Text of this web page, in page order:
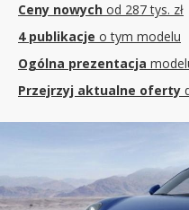
Ceny nowych od 287 tys. zł
4 publikacje o tym modelu
Ogólna prezentacja
Przejrzyj aktualne oferty